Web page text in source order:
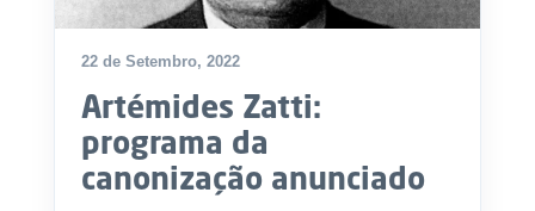
22 de Setembro, 2022
Artémides Zatti:
programa da
canonização anunciado
O
R
T